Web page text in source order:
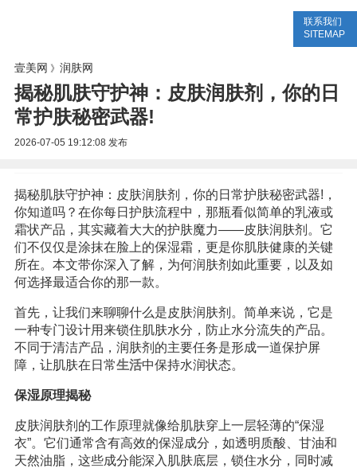
联系我们
SITEMAP
壹美网 》 润肤网
揭秘肌肤守护神：皮肤润肤剂，你的日
常护肤秘密武器!
2026-07-05 19:12:08发布
揭秘肌肤守护神：皮肤润肤剂，你的日常护肤秘密武器!，
你知道吗？在你每日护肤流程中，那瓶看似简单的乳液或
霜状产品，其实藏着大大的护肤魔力——皮肤润肤剂。它
们不仅仅是涂抹在脸上的保湿霜，更是你肌肤健康的关键
所在。本文带你深入了解，为何润肤剂如此重要，以及如
何选择最适合你的那一款。
首先，让我们来聊聊什么是皮肤润肤剂。简单来说，它是
一种专门设计用来锁住肌肤水分，防止水分流失的产品。
不同于清洁产品，润肤剂的主要任务是形成一道保护屏
障，让肌肤在日常生活中保持水润状态。
保湿原理揭秘
皮肤润肤剂的工作原理就像给肌肤穿上一层轻薄的“保湿
衣”。它们通常含有高效的保湿成分，如透明质酸、甘油和
天然油脂，这些成分能深入肌肤底层，锁住水分，同时减